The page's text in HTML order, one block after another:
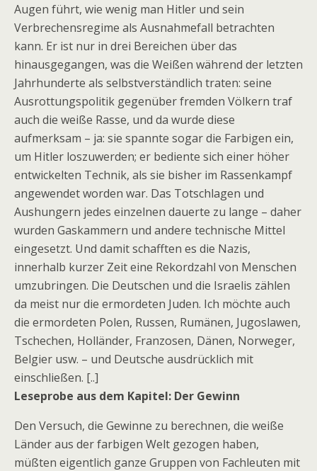
Augen führt, wie wenig man Hitler und sein
Verbrechensregime als Ausnahmefall betrachten
kann. Er ist nur in drei Bereichen über das
hinausgegangen, was die Weißen während der letzten
Jahrhunderte als selbstverständlich traten: seine
Ausrottungspolitik gegenüber fremden Völkern traf
auch die weiße Rasse, und da wurde diese
aufmerksam – ja: sie spannte sogar die Farbigen ein,
um Hitler loszuwerden; er bediente sich einer höher
entwickelten Technik, als sie bisher im Rassenkampf
angewendet worden war. Das Totschlagen und
Aushungern jedes einzelnen dauerte zu lange – daher
wurden Gaskammern und andere technische Mittel
eingesetzt. Und damit schafften es die Nazis,
innerhalb kurzer Zeit eine Rekordzahl von Menschen
umzubringen. Die Deutschen und die Israelis zählen
da meist nur die ermordeten Juden. Ich möchte auch
die ermordeten Polen, Russen, Rumänen, Jugoslawen,
Tschechen, Holländer, Franzosen, Dänen, Norweger,
Belgier usw. – und Deutsche ausdrücklich mit
einschließen. [..]
Leseprobe aus dem Kapitel: Der Gewinn
Den Versuch, die Gewinne zu berechnen, die weiße
Länder aus der farbigen Welt gezogen haben,
müßten eigentlich ganze Gruppen von Fachleuten mit